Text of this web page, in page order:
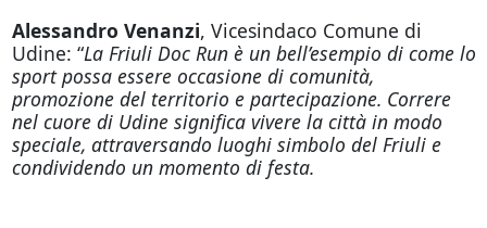
Alessandro Venanzi, Vicesindaco Comune di
Udine: “La Friuli Doc Run è un bell’esempio di come lo
sport possa essere occasione di comunità,
promozione del territorio e partecipazione. Correre
nel cuore di Udine significa vivere la città in modo
speciale, attraversando luoghi simbolo del Friuli e
condividendo un momento di festa.